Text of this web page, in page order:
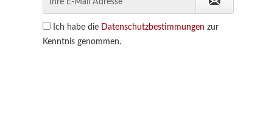
Ich habe die Datenschutzbestimmungen zur
Kenntnis genommen.